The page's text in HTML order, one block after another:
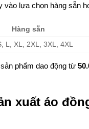
vào lựa chọn hàng sẵn
Hàng sẵn
L, XL, 2XL, 3XL, 4XL
sản phẩm dao động từ
xuất áo